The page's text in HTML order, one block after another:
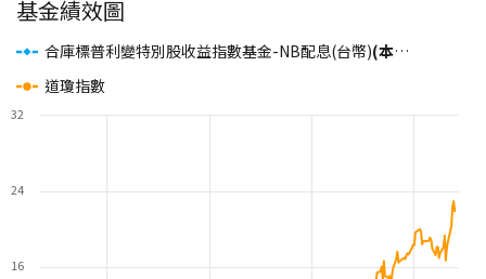
基金績效圖
合庫標普利變特別股收益指數基金-NB配息(台幣)(本基金之配息來源可能為本金)
道瓊指數
16
24
32